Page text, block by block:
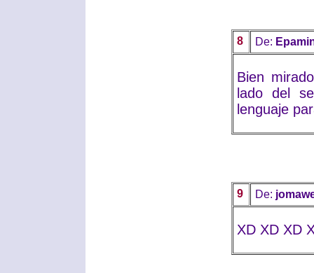
8 De:
Bien
lado del
lenguaje
9 De:
XD XD XD